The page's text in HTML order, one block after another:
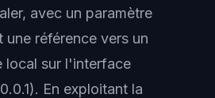
avec un paramètre
une référence vers un
local sur l'interface
En exploitant la